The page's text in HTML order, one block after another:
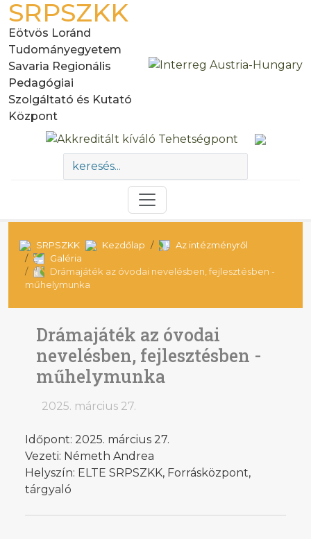
SRPSZKK
Eötvös Loránd
Tudományegyetem
Savaria Regionális
Pedagógiai
Szolgáltató és Kutató
Központ
SRPSZKK Kezdőlap
Az intézményről
Galéria
Drámajáték az óvodai nevelésben, fejlesztésben -
műhelymunka
Drámajáték az óvodai
nevelésben, fejlesztésben -
műhelymunka
2025. március 27.
Időpont: 2025. március 27.
Vezeti: Németh Andrea
Helyszín: ELTE SRPSZKK, Forrásközpont,
tárgyaló